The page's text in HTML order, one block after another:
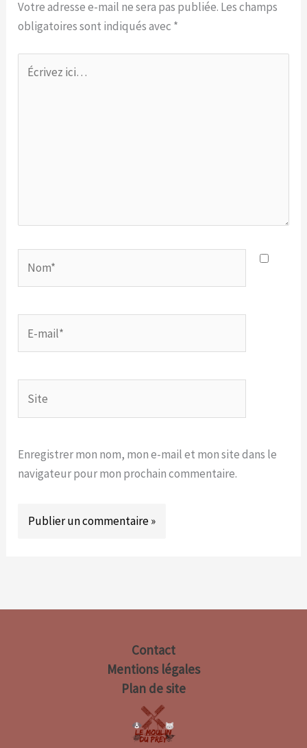
Votre adresse e-mail ne sera pas publiée. Les champs
obligatoires sont indiqués avec *
Écrivez
ici…
mail*
Enregistrer mon nom, mon e-mail et mon site dans le
navigateur pour mon prochain commentaire.
Contact
Mentions légales
Plan de site